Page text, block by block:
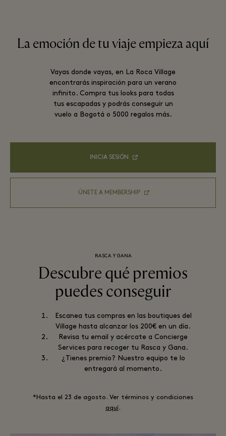
La emoción de tu viaje empieza aquí
Vayas donde vayas, en La Roca Village
encontrarás inspiración para un verano
infinito. Compra tus looks para todas
tus escapadas y podrás conseguir un
vuelo a Bogotá o 5000 regalos más.
INICIA SESIÓN
ÚNETE A MEMBERSHIP
RASCA Y GANA
Descubre qué premios
puedes conseguir
Escanea tus compras en las boutiques del
Village hasta alcanzar los 200€ en un día.
Revisa tu email y acércate a Concierge
Services para recoger tu Rasca y Gana.
¿Tienes premio? Nuestro equipo te lo
entregará al momento.
*Hasta el 23 de agosto. Ver términos y condiciones
aquí.